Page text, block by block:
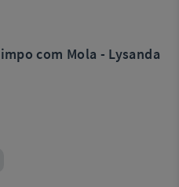
com Mola - Lysanda